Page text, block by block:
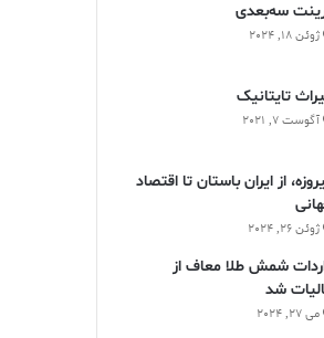
سه‌بعدی
ژوئن 18, 2024
تايتانيک
آگوست 7, 2021
از ایران باستان تا اقتصاد
ژوئن 26, 2024
شمش طلا معاف از
شد
می 27, 2024